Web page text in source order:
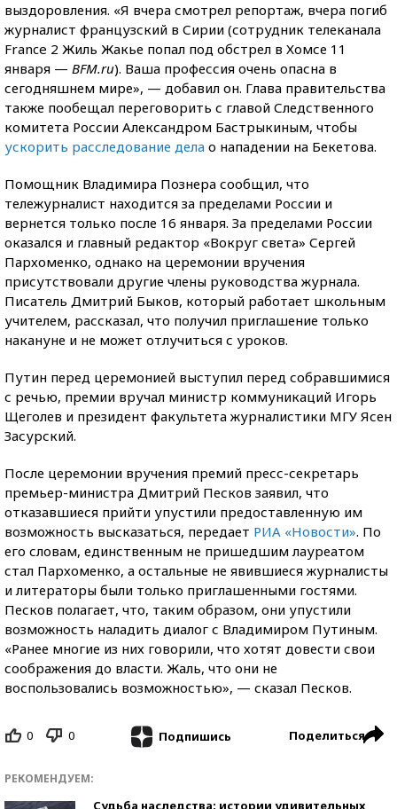
выздоровления. «Я вчера смотрел репортаж, вчера погиб
журналист французский в Сирии (сотрудник телеканала
France 2 Жиль Жакье попал под обстрел в Хомсе 11
января — BFM.ru). Ваша профессия очень опасна в
сегодняшнем мире», — добавил он. Глава правительства
также пообещал переговорить с главой Следственного
комитета России Александром Бастрыкиным, чтобы
ускорить расследование дела о нападении на Бекетова.
Помощник Владимира Познера сообщил, что
тележурналист находится за пределами России и
вернется только после 16 января. За пределами России
оказался и главный редактор «Вокруг света» Сергей
Пархоменко, однако на церемонии вручения
присутствовали другие члены руководства журнала.
Писатель Дмитрий Быков, который работает школьным
учителем, рассказал, что получил приглашение только
накануне и не может отлучиться с уроков.
Путин перед церемонией выступил перед собравшимися
с речью, премии вручал министр коммуникаций Игорь
Щеголев и президент факультета журналистики МГУ Ясен
Засурский.
После церемонии вручения премий пресс-секретарь
премьер-министра Дмитрий Песков заявил, что
отказавшиеся прийти упустили предоставленную им
возможность высказаться, передает РИА «Новости». По
его словам, единственным не пришедшим лауреатом
стал Пархоменко, а остальные не явившиеся журналисты
и литераторы были только приглашенными гостями.
Песков полагает, что, таким образом, они упустили
возможность наладить диалог с Владимиром Путиным.
«Ранее многие из них говорили, что хотят довести свои
соображения до власти. Жаль, что они не
воспользовались возможностью», — сказал Песков.
0 0 Подпишись Поделиться
РЕКОМЕНДУЕМ:
Судьба наследства: истории удивительных